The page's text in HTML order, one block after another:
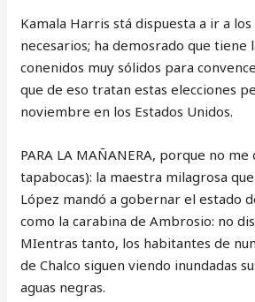
Kamala Harris stá dispuesta a ir a
necesarios; ha demosrado que tiene
conenidos muy sólidos para
que de eso tratan estas elecciones
noviembre en los Estados Unidos.
PARA LA MAÑANERA, porque no
tapabocas): la maestra milagrosa
López mandó a gobernar el estado
como la carabina de Ambrosio: no
MIentras tanto, los habitantes de
de Chalco siguen viendo inundadas
aguas negras.